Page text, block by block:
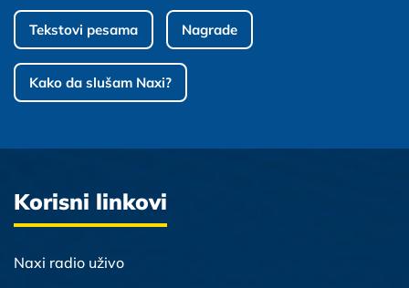
Tekstovi pesama Nagrade
Kako da slušam Naxi?
Korisni linkovi
Naxi radio uživo